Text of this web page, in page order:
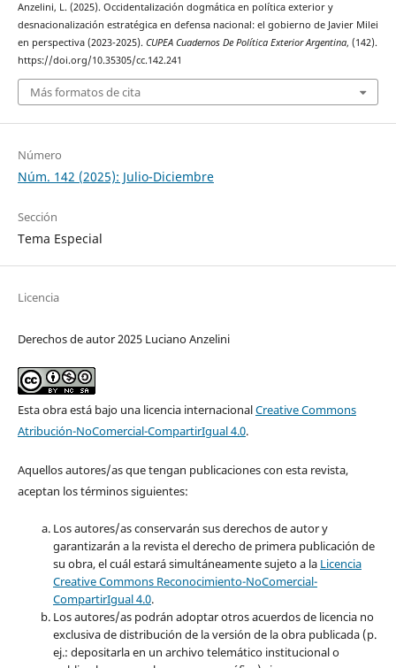
Anzelini, L. (2025). Occidentalización dogmática en política exterior y
desnacionalización estratégica en defensa nacional: el gobierno de Javier Milei
en perspectiva (2023-2025). CUPEA Cuadernos De Política Exterior Argentina, (142).
https://doi.org/10.35305/cc.142.241
Más formatos de cita
Número
Núm. 142 (2025): Julio-Diciembre
Sección
Tema Especial
Licencia
Derechos de autor 2025 Luciano Anzelini
Esta obra está bajo una licencia internacionalCreative Commons
Atribución-NoComercial-CompartirIgual 4.0.
Aquellos autores/as que tengan publicaciones con esta revista,
aceptan los términos siguientes:
Los autores/as conservarán sus derechos de autor y
garantizarán a la revista el derecho de primera publicación de
su obra, el cuál estará simultáneamente sujeto a la Licencia
Creative Commons Reconocimiento-NoComercial-
CompartirIgual 4.0.
Los autores/as podrán adoptar otros acuerdos de licencia no
exclusiva de distribución de la versión de la obra publicada (p.
ej.: depositarla en un archivo telemático institucional o